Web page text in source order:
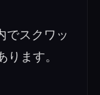
でスクワッ
ります。